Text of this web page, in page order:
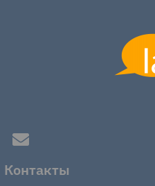
Контакты